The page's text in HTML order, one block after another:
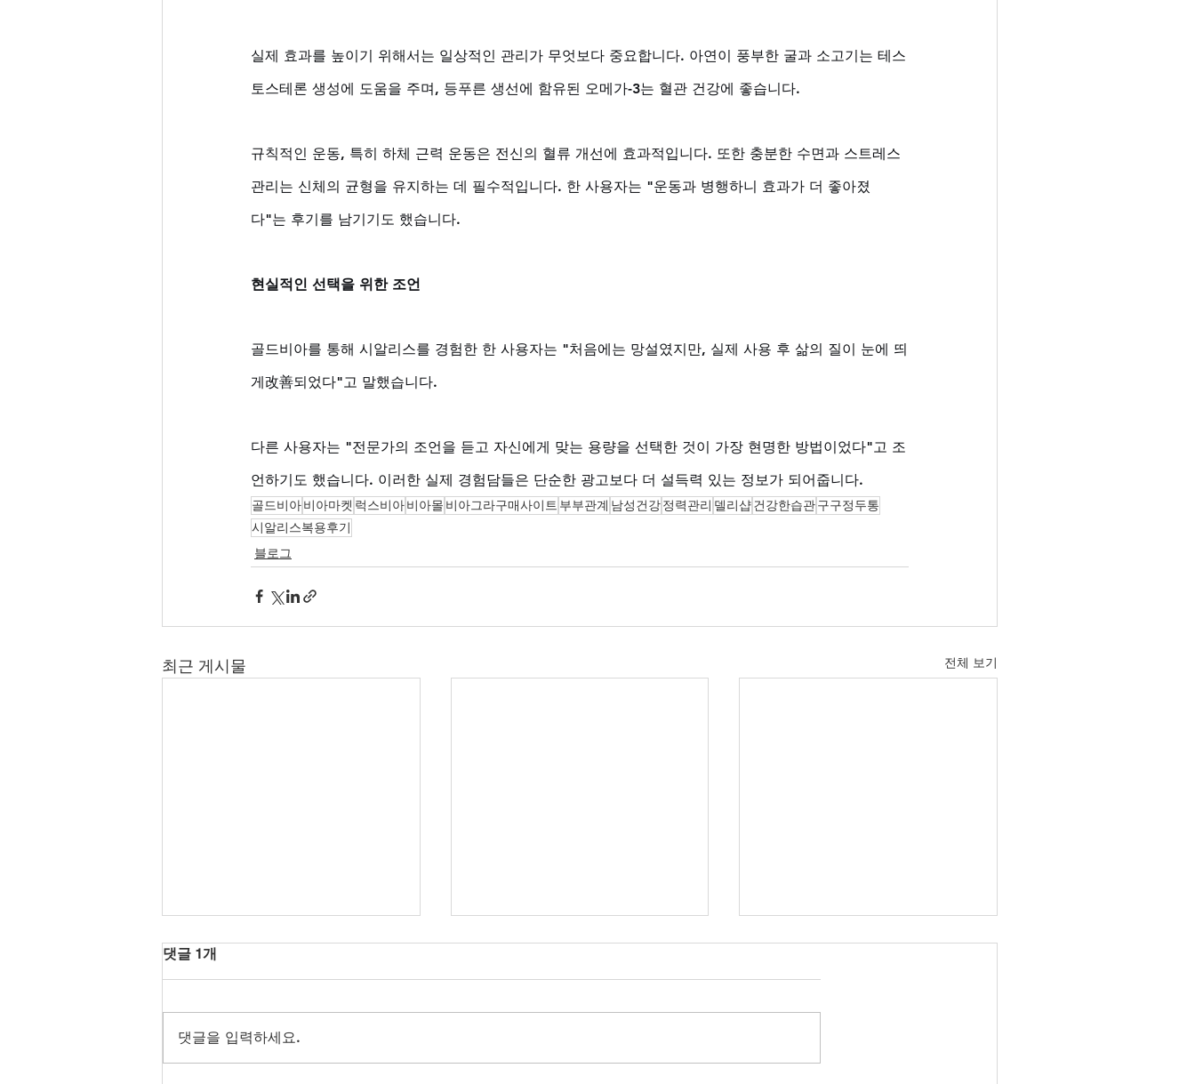
실제 효과를 높이기 위해서는 일상적인 관리가 무엇보다 중요합니다. 아연이 풍부한 굴과 소고기는 테스
토스테론 생성에 도움을 주며, 등푸른 생선에 함유된 오메가-3는 혈관 건강에 좋습니다.
규칙적인 운동, 특히 하체 근력 운동은 전신의 혈류 개선에 효과적입니다. 또한 충분한 수면과 스트레스
관리는 신체의 균형을 유지하는 데 필수적입니다. 한 사용자는 "운동과 병행하니 효과가 더 좋아졌
다"는 후기를 남기기도 했습니다.
현실적인 선택을 위한 조언
골드비아를 통해 시알리스를 경험한 한 사용자는 "처음에는 망설였지만, 실제 사용 후 삶의 질이 눈에 띄
게改善되었다"고 말했습니다.
다른 사용자는 "전문가의 조언을 듣고 자신에게 맞는 용량을 선택한 것이 가장 현명한 방법이었다"고 조
언하기도 했습니다. 이러한 실제 경험담들은 단순한 광고보다 더 설득력 있는 정보가 되어줍니다.
골드비아비아마켓 럭스비아비아몰 비아그라구매사이트 부부관계 남성건강정력관리 델리샵건강한습관구구정두통
시알리스복용후기
블로그
최근 게시물 전체 보기
댓글 1개
댓글을 입력하세요.